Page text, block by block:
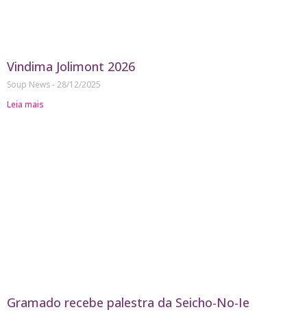
Vindima Jolimont 2026
Soup News 28/12/2025
Leia mais
Gramado recebe palestra da Seicho-No-Ie